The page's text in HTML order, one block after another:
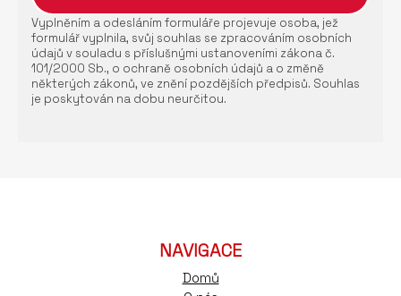
Vyplněním a odesláním formuláře projevuje osoba, jež
formulář vyplnila, svůj souhlas se zpracováním osobních
údajů v souladu s příslušnými ustanoveními zákona č.
101/2000 Sb., o ochraně osobních údajů a o změně
některých zákonů, ve znění pozdějších předpisů. Souhlas
je poskytován na dobu neurčitou.
NAVIGACE
Domů